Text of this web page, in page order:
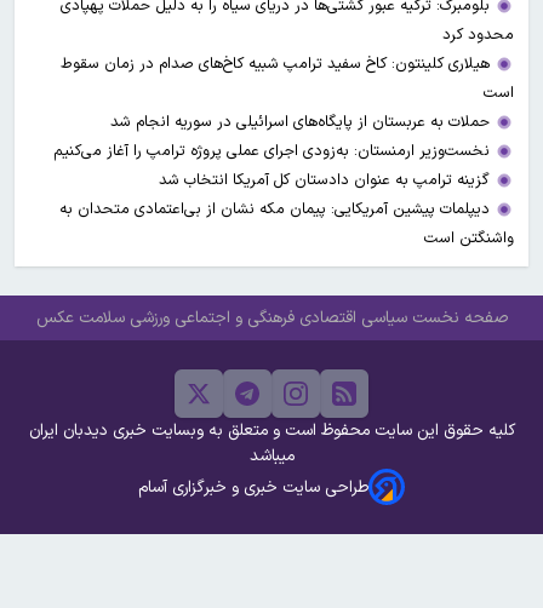
بلومبرگ: ترکیه عبور کشتی‌ها در دریای سیاه را به دلیل حملات پهپادی
محدود کرد
هیلاری کلینتون: کاخ سفید ترامپ شبیه کاخ‌های صدام در زمان سقوط
است
حملات به عربستان از پایگاه‌های اسرائیلی در سوریه انجام شد
نخست‌وزیر ارمنستان: به‌زودی اجرای عملی پروژه ترامپ را آغاز می‌کنیم
گزینه ترامپ به عنوان دادستان کل آمریکا انتخاب شد
دیپلمات پیشین آمریکایی: پیمان مکه نشان از بی‌اعتمادی متحدان به
واشنگتن است
صفحه نخست سیاسی اقتصادی فرهنگی و اجتماعی ورزشی سلامت عکس
کلیه حقوق این سایت محفوظ است و متعلق به وبسایت خبری دیدبان ایران
میباشد
طراحی سایت خبری و خبرگزاری آسام